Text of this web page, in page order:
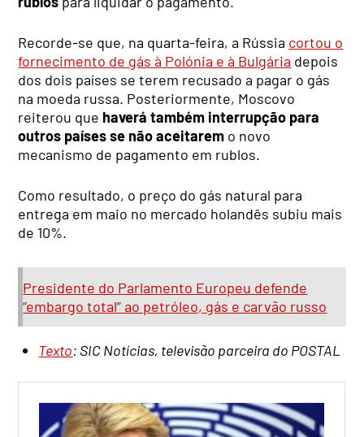
Recorde-se que, na quarta-feira, a Rússia cortou o
fornecimento de gás à Polónia e à Bulgária depois
dos dois países se terem recusado a pagar o gás
na moeda russa. Posteriormente, Moscovo
reiterou que haverá também interrupção para
outros países se não aceitarem o novo
mecanismo de pagamento em rublos.
Como resultado, o preço do gás natural para
entrega em maio no mercado holandês subiu mais
de 10%.
Presidente do Parlamento Europeu defende
“embargo total” ao petróleo, gás e carvão russo
Texto: SIC Notícias, televisão parceira do POSTAL